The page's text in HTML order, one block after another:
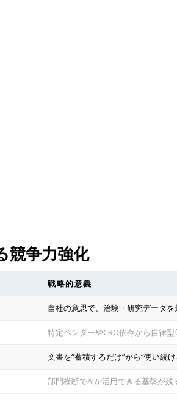
競争力強化
戦略的意義
自社の意思で、治験・研究データ
特定ベンダーやCRO依存から自律
文書を“蓄積するだけ”から“使い続
部門横断でAIが活用できる基盤が残